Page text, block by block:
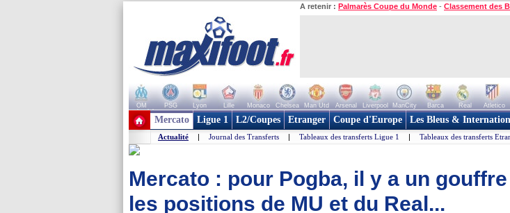
A retenir : Palmarès Coupe du Monde - Classement des
OM PSG Lyon Lille Monaco Chelsea Man Utd Arsenal Liverpool ManCity Barca Real Atletico
+ de clubs
Mercato Ligue 1 L2/Coupes Etranger Coupe d'Europe Les Bleus &
Actualité | Journal des Transferts | Tableaux des transferts Ligue 1 | Tableaux des transferts
Mercato : pour Pogba, il y a un
les positions de MU et du Real...